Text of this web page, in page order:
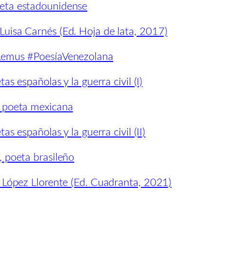
estadounidense
Carnés (Ed. Hoja de lata, 2017)
#PoesíaVenezolana
españolas y la guerra civil (I)
mexicana
españolas y la guerra civil (II)
poeta brasileño
López Llorente (Ed. Cuadranta, 2021)